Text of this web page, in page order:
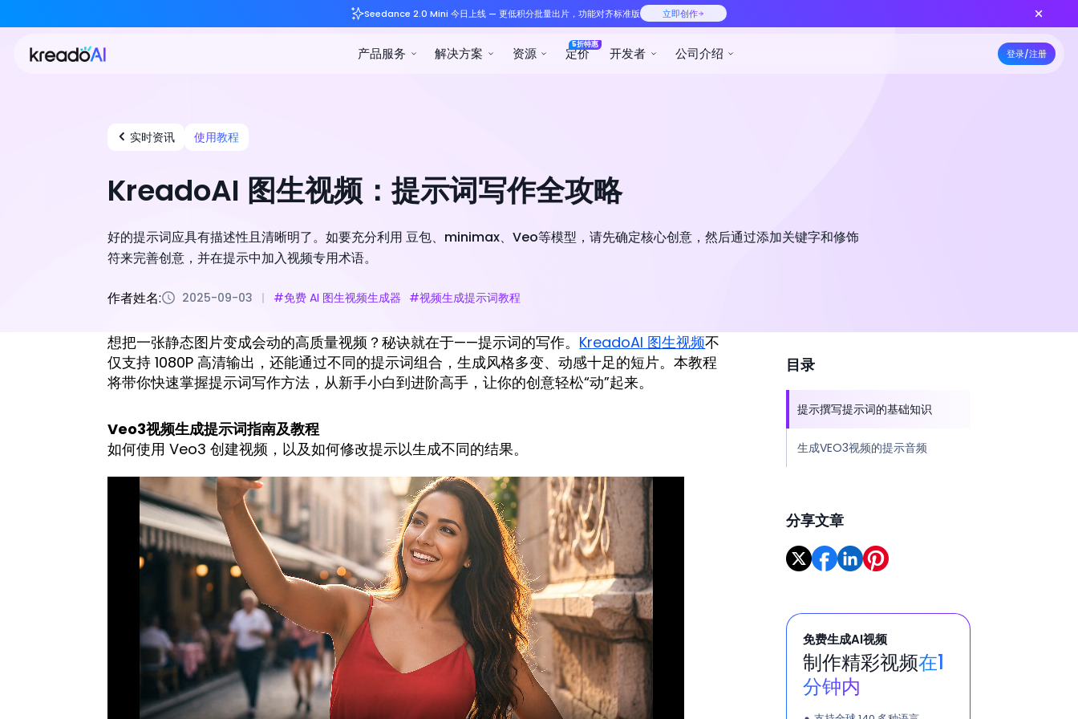
Seedance 2.0 Mini 今日上线 — 更低积分批量出片，功能对齐标准版
实时资讯 使用教程
KreadoAI 图生视频：提示词写作全攻略
好的提示词应具有描述性且清晰明了。如要充分利用 豆包、minimax、Veo等模型，请先确定核心创意，然后通过添加关键字和修饰
符来完善创意，并在提示中加入视频专用术语。
作者姓名: 2025-09-03 #免费 AI 图生视频生成器 #视频生成提示词教程
想把一张静态图片变成会动的高质量视频？秘诀就在于——提示词的写作。 KreadoAI 图生视频不
仅支持 1080P 高清输出，还能通过不同的提示词组合，生成风格多变、动感十足的短片。本教程
将带你快速掌握提示词写作方法，从新手小白到进阶高手，让你的创意轻松“动”起来。
Veo3视频生成提示词指南及教程
如何使用 Veo3 创建视频，以及如何修改提示以生成不同的结果。
目录
提示撰写提示词的基础知识
生成VEO3视频的提示音频
分享文章
免费生成AI视频
制作精彩视频在1
分钟内